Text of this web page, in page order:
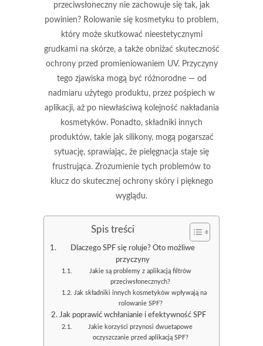
przeciwsłoneczny nie zachowuje się tak, jak
powinien? Rolowanie się kosmetyku to problem,
który może skutkować nieestetycznymi
grudkami na skórze, a także obniżać skuteczność
ochrony przed promieniowaniem UV. Przyczyny
tego zjawiska mogą być różnorodne — od
nadmiaru użytego produktu, przez pośpiech w
aplikacji, aż po niewłaściwą kolejność nakładania
kosmetyków. Ponadto, składniki innych
produktów, takie jak silikony, mogą pogarszać
sytuację, sprawiając, że pielęgnacja staje się
frustrująca. Zrozumienie tych problemów to
klucz do skutecznej ochrony skóry i pięknego
wyglądu.
Spis treści
Dlaczego SPF się roluje? Oto możliwe
przyczyny
Jakie są problemy z aplikacją filtrów
przeciwsłonecznych?
Jak składniki innych kosmetyków wpływają na
rolowanie SPF?
Jak poprawić wchłanianie i efektywność SPF
Jakie korzyści przynosi dwuetapowe
oczyszczanie przed aplikacją SPF?